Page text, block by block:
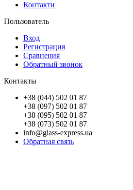
Контакти
Пользователь
Вход
Регистрация
Сравнения
Обратный звонок
Контакты
+38 (044) 502 01 87
+38 (097) 502 01 87
+38 (095) 502 01 87
+38 (073) 502 01 87
info@glass-express.ua
Обратная связь